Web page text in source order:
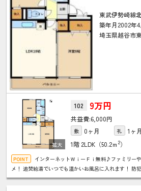
東武伊勢崎線
築年月2002年
埼玉県越谷市
102 9万円
6,000円
敷 0ヶ月 礼
1ヶ月
1階 2LDK（50.2ｍ 2）
インターネットＷｉーＦｉ無料♪ファミリー
メ！ 追焚給湯でいつでも温かいお風呂に入れます！ 防
ンでセキュリティも安心！ 温水洗浄暖房便座など暮ら